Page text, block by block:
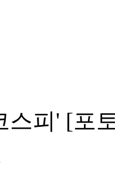
스피' [포